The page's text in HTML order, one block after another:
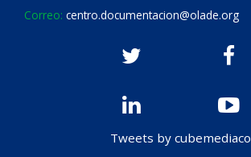
Correo: centro.documentacion@olade.org
Tweets by cubemediaco